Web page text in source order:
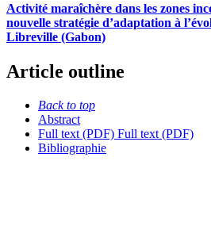
Activité maraîchère dans les zones
nouvelle stratégie d’adaptation à
Libreville (Gabon)
Article outline
Back to top
Abstract
Full text (PDF) Full text (PDF)
Bibliographie